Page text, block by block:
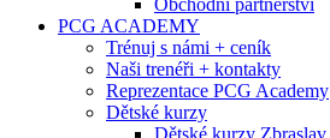
Obchodní partnerství
PCG ACADEMY
Trénuj s námi + ceník
Naši trenéři + kontakty
Reprezentace PCG Academy
Dětské kurzy
Dětské kurzy Zbraslav